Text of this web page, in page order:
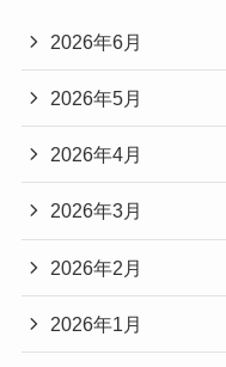
2026年6月
2026年5月
2026年4月
2026年3月
2026年2月
2026年1月